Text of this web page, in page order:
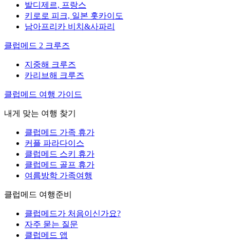
발디제르, 프랑스
키로로 피크, 일본 홋카이도
남아프리카 비치&사파리
클럽메드 2 크루즈
지중해 크루즈
카리브해 크루즈
클럽메드 여행 가이드
내게 맞는 여행 찾기
클럽메드 가족 휴가
커플 파라다이스
클럽메드 스키 휴가
클럽메드 골프 휴가
여름방학 가족여행
클럽메드 여행준비
클럽메드가 처음이신가요?
자주 묻는 질문
클럽메드 앱